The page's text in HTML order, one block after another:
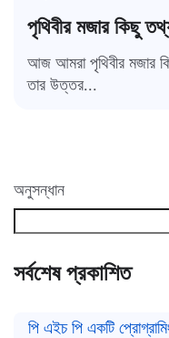
পৃথিবীর মজার কিছু
আজ আমরা পৃথিবীর মজার
তার উত্তর...
অনুসন্ধান
সর্বশেষ প্রকাশিত
পি এইচ পি একটি